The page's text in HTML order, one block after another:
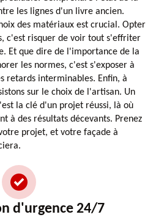
les lignes d'un livre ancien.
des matériaux est crucial. Opter
c'est risquer de voir tout s'effriter
Et que dire de l'importance de la
les normes, c'est s'exposer à
retards interminables. Enfin, à
sur le choix de l'artisan. Un
la clé d'un projet réussi, là où
à des résultats décevants. Prenez
projet, et votre façade à
d'urgence 24/7